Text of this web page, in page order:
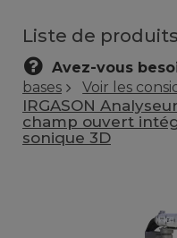
Liste de produits
Avez-vous
bases
Voir les
IRGASON
champ ouvert
sonique 3D